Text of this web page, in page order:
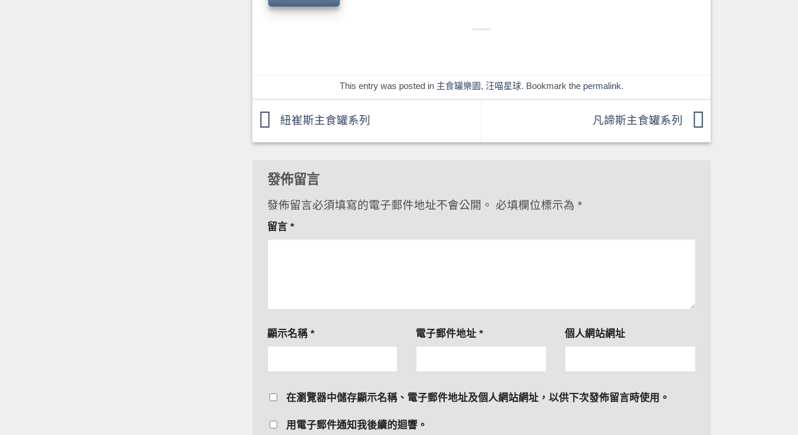
This entry was posted in 主食罐樂園 , 汪喵星球. Bookmark the permalink.
紐崔斯主食罐系列 凡諦斯主食罐系列
發佈留言
發佈留言必須填寫的電子郵件地址不會公開。 必填欄位標示為 *
留言 *
顯示名稱 * 電子郵件地址* 個人網站網址
在瀏覽器中儲存顯示名稱、電子郵件地址及個人網站網址，以供下次發佈留言時使用。
用電子郵件通知我後續的迴響。